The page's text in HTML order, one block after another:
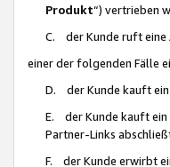
Produkt“) vertrieben
C. der Kunde ruft eine
einer der folgenden Fälle
D. der Kunde kauft
E. der Kunde kauft ein
Partner-Links
F. der Kunde erwirbt